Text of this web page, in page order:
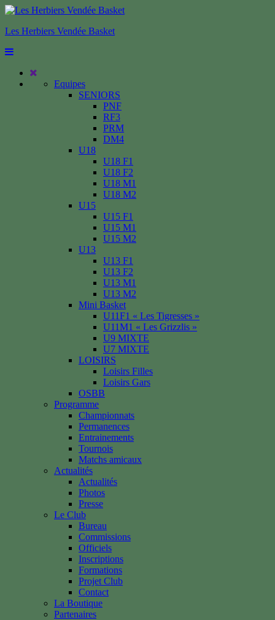
Les Herbiers Vendée Basket
Equipes
SENIORS
PNF
RF3
PRM
DM4
U18
U18 F1
U18 F2
U18 M1
U18 M2
U15
U15 F1
U15 M1
U15 M2
U13
U13 F1
U13 F2
U13 M1
U13 M2
Mini Basket
U11F1 « Les Tigresses »
U11M1 « Les Grizzlis »
U9 MIXTE
U7 MIXTE
LOISIRS
Loisirs Filles
Loisirs Gars
OSBB
Programme
Championnats
Permanences
Entrainements
Tournois
Matchs amicaux
Actualités
Actualités
Photos
Presse
Le Club
Bureau
Commissions
Officiels
Inscriptions
Formations
Projet Club
Contact
La Boutique
Partenaires